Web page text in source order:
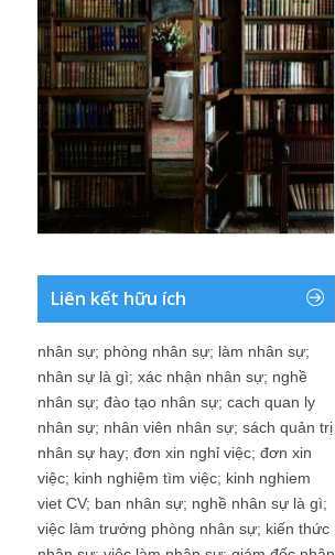
Liên kết hữu ích
nhân sự; phòng nhân sự; làm nhân sự;
nhân sự là gì; xác nhận nhân sự; nghề
nhân sự; đào tạo nhân sự; cach quan ly
nhân sự; nhân viên nhân sự; sách quản trị
nhân sự hay; đơn xin nghỉ việc; đơn xin
việc; kinh nghiệm tìm việc; kinh nghiem
viet CV; ban nhân sự; nghề nhân sự là gì;
việc làm trưởng phòng nhân sự; kiến thức